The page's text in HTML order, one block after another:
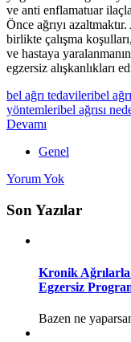
ve anti enflamatuar
Önce ağrıyı
birlikte çalışma
ve hastaya
egzersiz alışkanlıkları
bel ağrı tedavileribel
yöntemleribel ağrısı
Devamı
Genel
Yorum Yok
Son Yazılar
Kronik
Egzersiz
Bazen ne